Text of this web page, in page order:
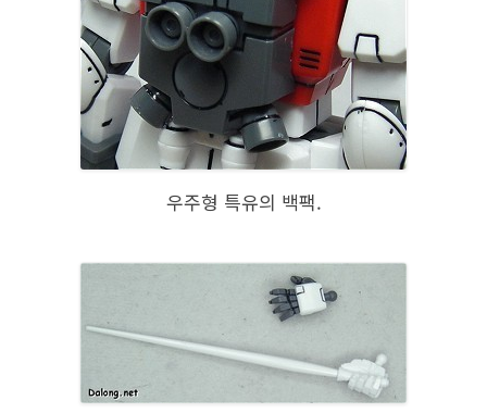
우주형 특유의 백팩.